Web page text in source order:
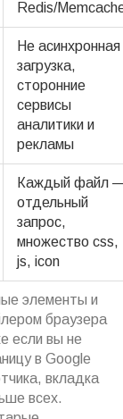
Redis/
Не асинхронная
загрузка,
сторонние
сервисы
аналитики и
рекламы
Каждый файл
отдельный
запрос,
множество css,
js, icon
элементы и
браузера
если вы не
в Google
вкладка
всех.